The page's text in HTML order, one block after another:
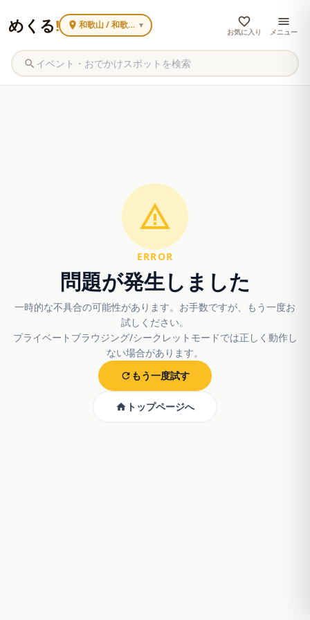
めくる! 和歌山 / 和歌山駅周辺
▼
お気に入り メニュー
ERROR
問題が発生しました
一時的な不具合の可能性があります。お手数ですが、もう一度お
試しください。
プライベートブラウジング/シークレットモードでは正しく動作し
ない場合があります。
もう一度試す
トップページへ